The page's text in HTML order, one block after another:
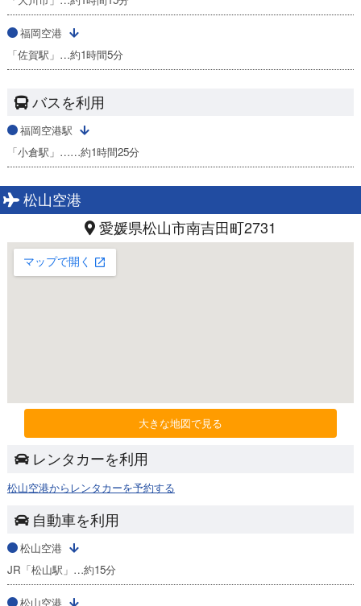
福岡空港
「佐賀駅」…約1時間5分
バスを利用
福岡空港駅
「小倉駅」……約1時間25分
松山空港
愛媛県松山市南吉田町2731
大きな地図で見る
レンタカーを利用
松山空港からレンタカーを予約する
自動車を利用
松山空港
JR「松山駅」…約15分
松山空港